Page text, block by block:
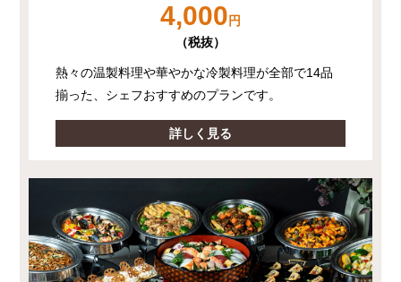
4,000 円
（税抜）
熱々の温製料理や華やかな冷製料理が全部で14品
揃った、シェフおすすめのプランです。
詳しく見る